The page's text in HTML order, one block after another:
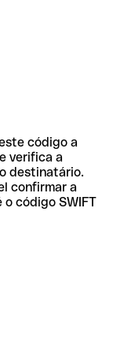
código a
verifica a
destinatário.
confirmar a
código SWIFT